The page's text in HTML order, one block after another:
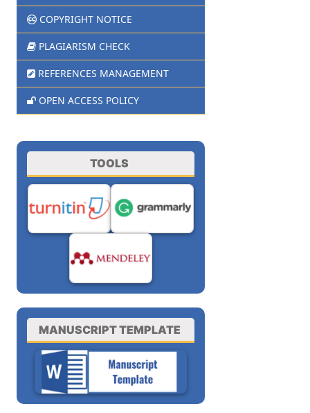
COPYRIGHT NOTICE
PLAGIARISM CHECK
REFERENCES MANAGEMENT
OPEN ACCESS POLICY
TOOLS
MANUSCRIPT TEMPLATE